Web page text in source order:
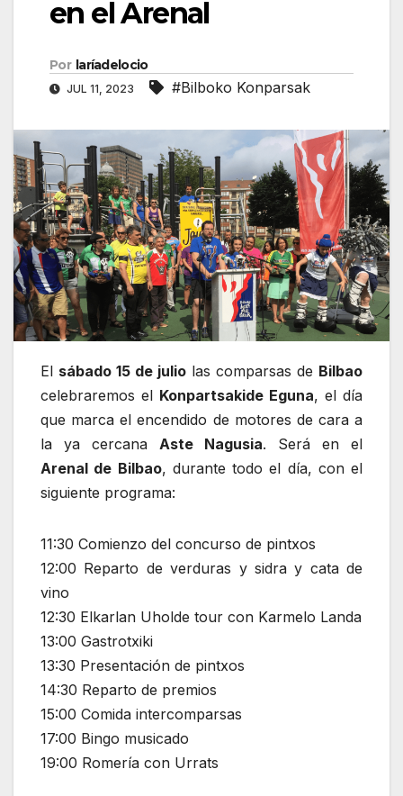
en el Arenal
Por laríadelocio
JUL 11, 2023 #Bilboko Konparsak
El sábado 15 de julio las comparsas de Bilbao
celebraremos el Konpartsakide Eguna, el día
que marca el encendido de motores de cara a
la ya cercana Aste Nagusia. Será en el
Arenal de Bilbao, durante todo el día, con el
siguiente programa:
11:30 Comienzo del concurso de pintxos
12:00 Reparto de verduras y sidra y cata de
vino
12:30 Elkarlan Uholde tour con Karmelo Landa
13:00 Gastrotxiki
13:30 Presentación de pintxos
14:30 Reparto de premios
15:00 Comida intercomparsas
17:00 Bingo musicado
19:00 Romería con Urrats